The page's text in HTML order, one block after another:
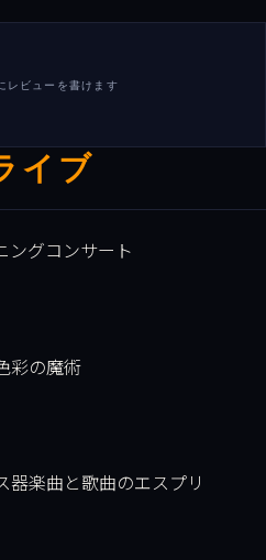
レビューを書けます
イブ
ングコンサート
彩の魔術
器楽曲と歌曲のエスプリ